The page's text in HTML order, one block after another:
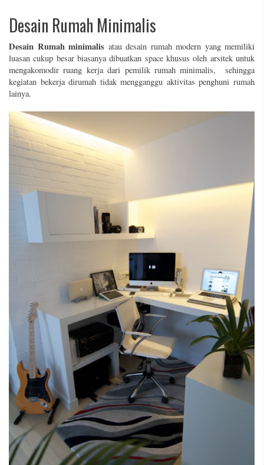
Desain Rumah Minimalis
Desain Rumah minimalis atau desain rumah modern yang memiliki
luasan cukup besar biasanya dibuatkan space khusus oleh arsitek untuk
mengakomodir ruang kerja dari pemilik rumah minimalis, sehingga
kegiatan bekerja dirumah tidak mengganggu aktivitas penghuni rumah
lainya.